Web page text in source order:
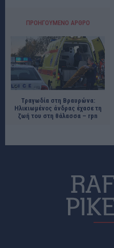
ΠΡΟΗΓΟΎΜΕΝΟ ΆΡΘΡΟ
Τραγωδία στη Βραυρώνα:
Ηλικιωμένος άνδρας έχασε τη
ζωή του στη θάλασσα – rpn